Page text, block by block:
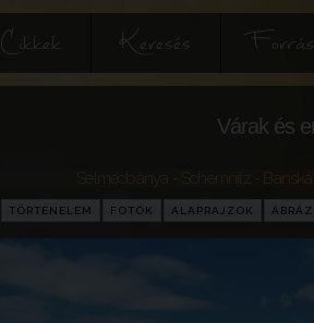
Cikkek Keresés
Várak és
Selmecbánya - Schemnitz -
TÖRTÉNELEM FOTÓK ALAPRAJZOK